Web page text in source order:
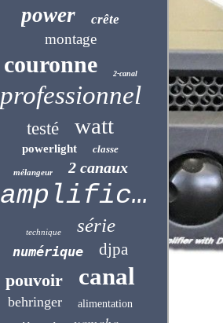
power crête
montage
couronne 2-canal
professionnel
testé watt
powerlight classe
mélangeur 2 canaux
amplificateur
technique série
numérique djpa
pouvoir canal
behringer alimentation